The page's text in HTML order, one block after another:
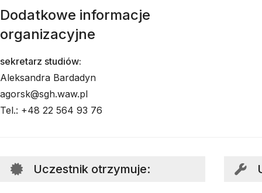
Dodatkowe informacje
organizacyjne
sekretarz studiów:
Aleksandra Bardadyn
agorsk@sgh.waw.pl
Tel.: +48 22 564 93 76
Uczestnik otrzymuje: